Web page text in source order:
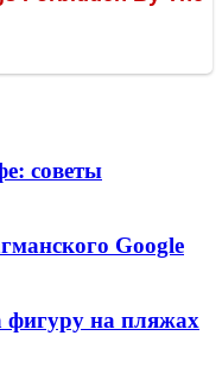
советы
Google
фигуру на пляжах